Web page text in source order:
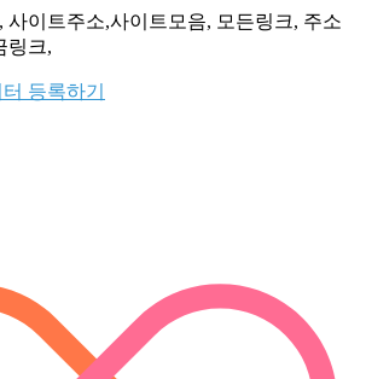
사이트주소,사이트모음, 모든링크, 주소
링크,
등록하기